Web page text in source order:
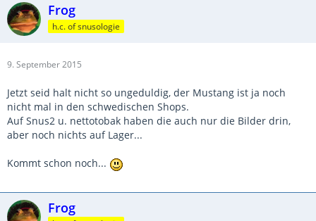
Frog
h.c. of snusologie
9. September 2015
Jetzt seid halt nicht so ungeduldig, der Mustang ist ja noch
nicht mal in den schwedischen Shops.
Auf Snus2 u. nettotobak haben die auch nur die Bilder drin,
aber noch nichts auf Lager...
Kommt schon noch...
Frog